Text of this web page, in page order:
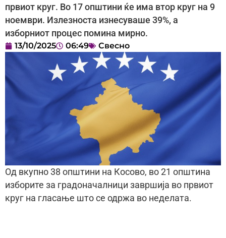
првиот круг. Во 17 општини ќе има втор круг на 9
ноември. Излезноста изнесуваше 39%, а
изборниот процес помина мирно.
13/10/2025 06:49 Свесно
Од вкупно 38 општини на Косово, во 21 општина
изборите за градоначалници завршија во првиот
круг на гласање што се одржа во неделата.